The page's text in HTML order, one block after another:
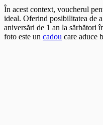
În acest context, voucherul
ideal. Oferind posibilitatea de
aniversări de 1 an la sărbători
foto este un cadou care aduce